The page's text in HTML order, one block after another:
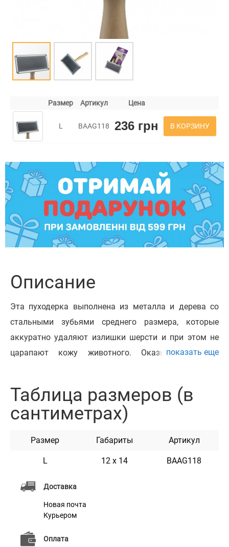
Размер Артикул Цена
L BAAG118 236 грн В КОРЗИНУ
Доставка
Новая почта
Курьером
Оплата
Описание
Эта пуходерка выполнена из металла и дерева со
стальными зубьями среднего размера, которые
аккуратно удаляют излишки шерсти и при этом не
царапают кожу животного. Оказывает легкие
придать дополнительный объем. Данный инструмент
разработан для длинной, короткой и кучерявой
шерстью малых и средних пород собак и котов всех
размеров.
показать еще
Таблица размеров (в
сантиметрах)
Размер Габариты Артикул
L 12 х 14 BAAG118